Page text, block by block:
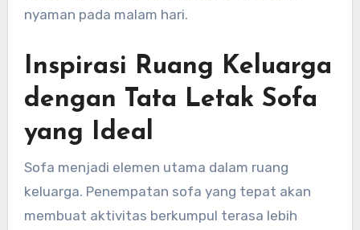
nyaman pada malam hari.
Inspirasi Ruang Keluarga
dengan Tata Letak Sofa
yang Ideal
Sofa menjadi elemen utama dalam ruang
keluarga. Penempatan sofa yang tepat akan
membuat aktivitas berkumpul terasa lebih